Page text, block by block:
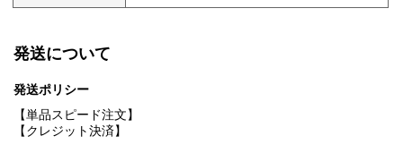
発送について
発送ポリシー
【単品スピード注文】
【クレジット決済】